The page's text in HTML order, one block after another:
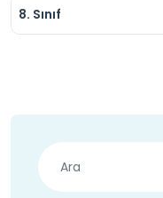
8. Sınıf